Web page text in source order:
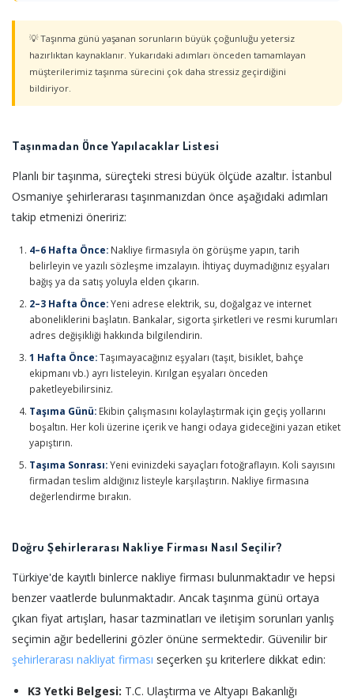
💡 Taşınma günü yaşanan sorunların büyük çoğunluğu yetersiz
hazırlıktan kaynaklanır. Yukarıdaki adımları önceden tamamlayan
müşterilerimiz taşınma sürecini çok daha stressiz geçirdiğini
bildiriyor.
Taşınmadan Önce Yapılacaklar Listesi
Planlı bir taşınma, süreçteki stresi büyük ölçüde azaltır. İstanbul
Osmaniye şehirlerarası taşınmanızdan önce aşağıdaki adımları
takip etmenizi öneririz:
4–6 Hafta Önce: Nakliye firmasıyla ön görüşme yapın, tarih
belirleyin ve yazılı sözleşme imzalayın. İhtiyaç duymadığınız eşyaları
bağış ya da satış yoluyla elden çıkarın.
2–3 Hafta Önce:Yeni adrese elektrik, su, doğalgaz ve internet
aboneliklerini başlatın. Bankalar, sigorta şirketleri ve resmi kurumları
adres değişikliği hakkında bilgilendirin.
1 Hafta Önce:Taşımayacağınız eşyaları (taşıt, bisiklet, bahçe
ekipmanı vb.) ayrı listeleyin. Kırılgan eşyaları önceden
paketleyebilirsiniz.
Taşıma Günü: Ekibin çalışmasını kolaylaştırmak için geçiş yollarını
boşaltın. Her koli üzerine içerik ve hangi odaya gideceğini yazan etiket
yapıştırın.
Taşıma Sonrası:Yeni evinizdeki sayaçları fotoğraflayın. Koli sayısını
firmadan teslim aldığınız listeyle karşılaştırın. Nakliye firmasına
değerlendirme bırakın.
Doğru Şehirlerarası Nakliye Firması Nasıl Seçilir?
Türkiye'de kayıtlı binlerce nakliye firması bulunmaktadır ve hepsi
benzer vaatlerde bulunmaktadır. Ancak taşınma günü ortaya
çıkan fiyat artışları, hasar tazminatları ve iletişim sorunları yanlış
seçimin ağır bedellerini gözler önüne sermektedir. Güvenilir bir
şehirlerarası nakliyat firması seçerken şu kriterlere dikkat edin:
K3 Yetki Belgesi: T.C. Ulaştırma ve Altyapı Bakanlığı